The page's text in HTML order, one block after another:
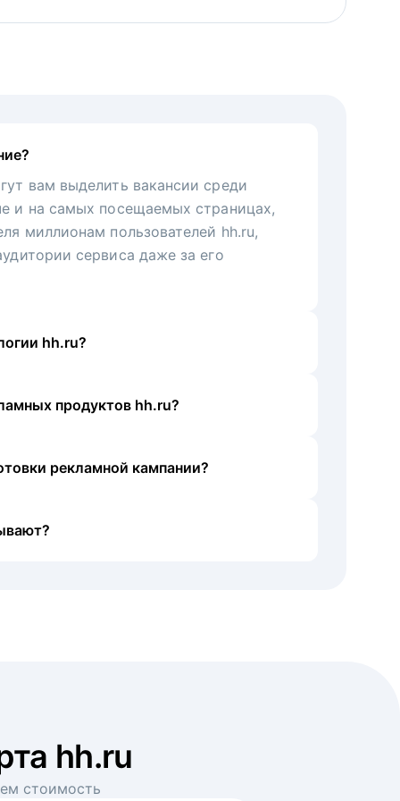
вам выделить вакансии среди
и на самых посещаемых страницах,
миллионам пользователей hh.ru,
сервиса даже за его
hh.ru?
продуктов hh.ru?
рекламной кампании?
hh.ru
стоимость